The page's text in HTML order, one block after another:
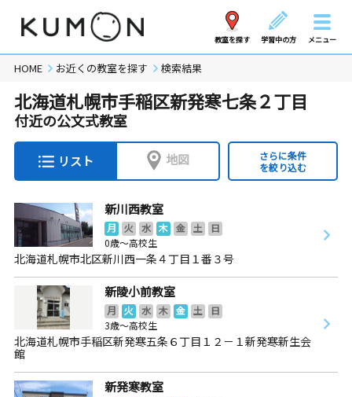
教室を探す 学習中の方 メニュー
HOME お近くの教室を探す 検索結果
北海道札幌市手稲区新発寒七条２丁目
付近の公文式教室
リスト 地図
さらに条件
を絞り込む
新川西教室
月 火 水 木 金 土
日
0歳～高校生
北海道札幌市北区新川西一条４丁目１番３号
新陵小前教室
月 火 水 木 金 土
日
3歳～高校生
北海道札幌市手稲区新発寒五条６丁目１２－１新発寒新生会
館
新発寒教室